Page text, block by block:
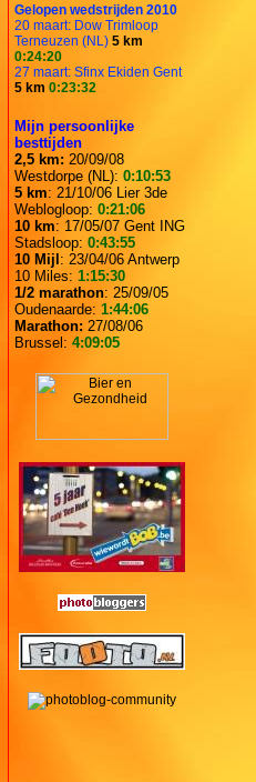
Gelopen wedstrijden 2010
20 maart: Dow Trimloop
Terneuzen (NL) 5 km
0:24:20
27 maart: Sfinx Ekiden Gent
5 km 0:23:32
Mijn persoonlijke
besttijden
2,5 km: 20/09/08
Westdorpe (NL): 0:10:53
5 km: 21/10/06 Lier 3de
Weblogloop: 0:21:06
10 km: 17/05/07 Gent ING
Stadsloop: 0:43:55
10 Mijl: 23/04/06 Antwerp
10 Miles: 1:15:30
1/2 marathon: 25/09/05
Oudenaarde: 1:44:06
Marathon: 27/08/06
Brussel: 4:09:05